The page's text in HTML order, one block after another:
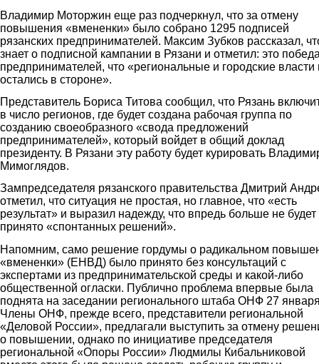
Владимир Моторжин еще раз подчеркнул, что за отмену
повышения «вмененки» было собрано 1295 подписей
рязанских предпринимателей. Максим Зубков рассказал,
знает о подписной кампании в Рязани и отметил: это
предпринимателей, что «региональные и городские власти
остались в стороне».
Представитель Бориса Титова сообщил, что Рязань
в число регионов, где будет создана рабочая группа по
созданию своеобразного «свода предложений
предпринимателей», который войдет в общий доклад
президенту. В Рязани эту работу будет курировать
Мимоглядов.
Зампредседателя рязанского правительства Дмитрий
отметил, что ситуация не простая, но главное, что «есть
результат» и выразил надежду, что впредь больше не будет
принято «спонтанных решений».
Напомним, само решение гордумы о радикальном
«вмененки» (ЕНВД) было принято без консультаций с
экспертами из предпринимательской среды и какой-либо
общественной огласки. Публично проблема впервые была
поднята на заседании регионального штаба ОНФ 27
Члены ОНФ, прежде всего, представители региональной
«Деловой России», предлагали выступить за отмену
о повышении, однако по инициативе председателя
региональной «Опоры России» Людмилы Кибальниковой